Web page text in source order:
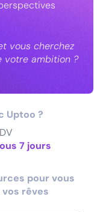
vous cherchez
votre ambition ?
Uptoo ?
7 jours
pour vous
rêves